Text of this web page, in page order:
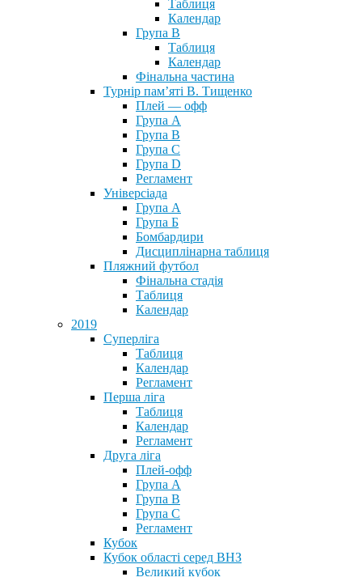
Таблиця
Календар
Група В
Таблиця
Календар
Фінальна частина
Турнір пам’яті В. Тищенко
Плей — офф
Група А
Група B
Група С
Група D
Регламент
Універсіада
Група А
Група Б
Бомбардири
Дисциплінарна таблиця
Пляжний футбол
Фінальна стадія
Таблиця
Календар
2019
Суперліга
Таблиця
Календар
Регламент
Перша ліга
Таблиця
Календар
Регламент
Друга ліга
Плей-офф
Група А
Група В
Група С
Регламент
Кубок
Кубок області серед ВНЗ
Великий кубок